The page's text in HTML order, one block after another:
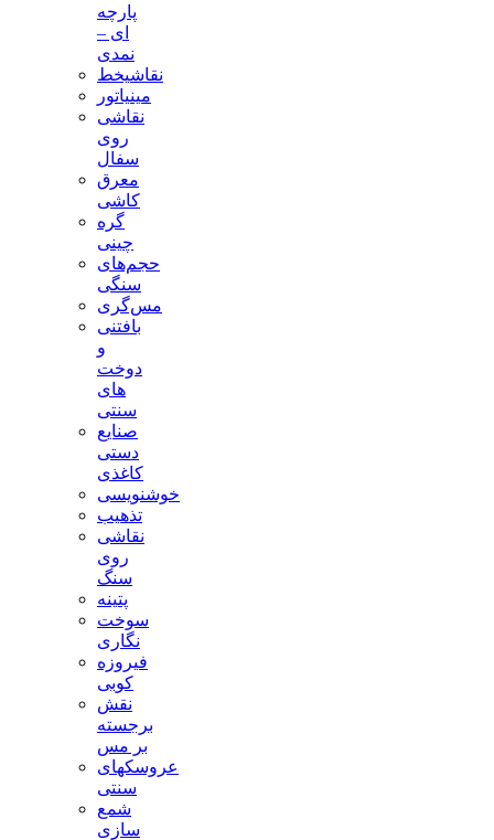
پارچه
ای –
نمدی
نقاشیخط
مینیاتور
نقاشی
روی
سفال
معرق
کاشی
گره
چینی
حجم‌های
سنگی
مس‌گری
بافتنی‌
و
دوخت
های
سنتی
صنایع
دستی
کاغذی
خوشنویسی
تذهیب
نقاشی
روی
سنگ
پتینه
سوخت
نگاری
فیروزه
کوبی
نقش
برجسته
بر مس
عروسکهای
سنتی
شمع
سازی